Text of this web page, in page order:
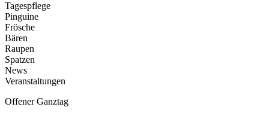
Tagespflege
Pinguine
Frösche
Bären
Raupen
Spatzen
News
Veranstaltungen
Offener Ganztag